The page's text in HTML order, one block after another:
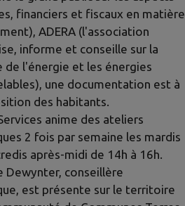
financiers et fiscaux en matière
ADERA (l'association
informe et conseille sur la
de l'énergie et les énergies
une documentation est à
des habitants.
anime des ateliers
2 fois par semaine les mardis
après-midi de 14h à 16h.
Dewynter, conseillère
est présente sur le territoire